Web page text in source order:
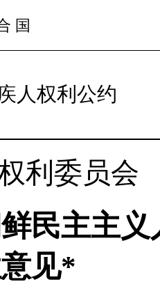
国
人权利公约
利委员会
民主主
见*